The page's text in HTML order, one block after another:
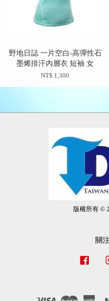
野地日誌 一片空白-高彈性石
墨烯排汗內層衣 短袖 女
NT$ 1,300
版權所有 ©
關
Visa Master